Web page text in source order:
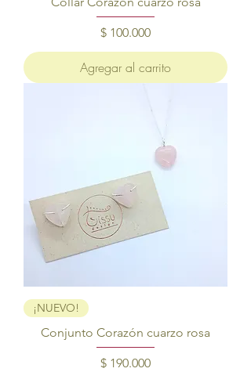
Precio
$ 100.000
Agregar al carrito
¡NUEVO!
Conjunto Corazón cuarzo rosa
Precio
$ 190.000